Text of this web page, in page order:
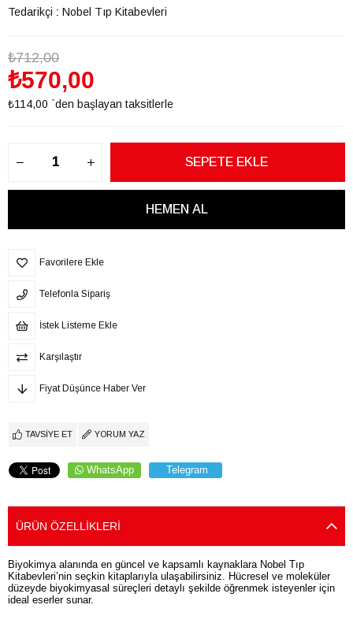
Tedarikçi : Nobel Tıp Kitabevleri
₺712,00
₺570,00
₺114,00 `den başlayan taksitlerle
Favorilere Ekle
Telefonla Sipariş
İstek Listeme Ekle
Karşılaştır
Fiyat Düşünce Haber Ver
TAVSIYE ET YORUM YAZ
WhatsApp Telegram
ÜRÜN ÖZELLIKLERI
Biyokimya alanında en güncel ve kapsamlı kaynaklara Nobel Tıp
Kitabevleri’nin seçkin kitaplarıyla ulaşabilirsiniz. Hücresel ve moleküler
düzeyde biyokimyasal süreçleri detaylı şekilde öğrenmek isteyenler için
ideal eserler sunar.